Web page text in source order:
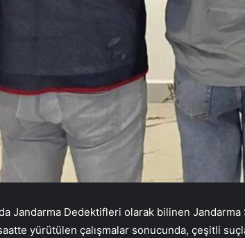
Jandarma Dedektifleri olarak bilinen Jandarma
yürütülen çalışmalar sonucunda, çeşitli